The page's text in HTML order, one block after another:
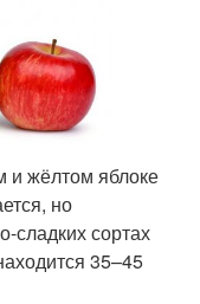
и жёлтом яблоке
но
сладких сортах
35–45